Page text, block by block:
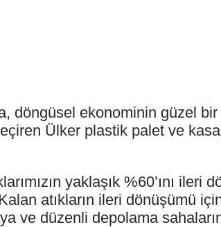
döngüsel ekonominin güzel
Ülker plastik palet ve
yaklaşık %60’ını ileri
atıkların ileri dönüşümü
ve düzenli depolama